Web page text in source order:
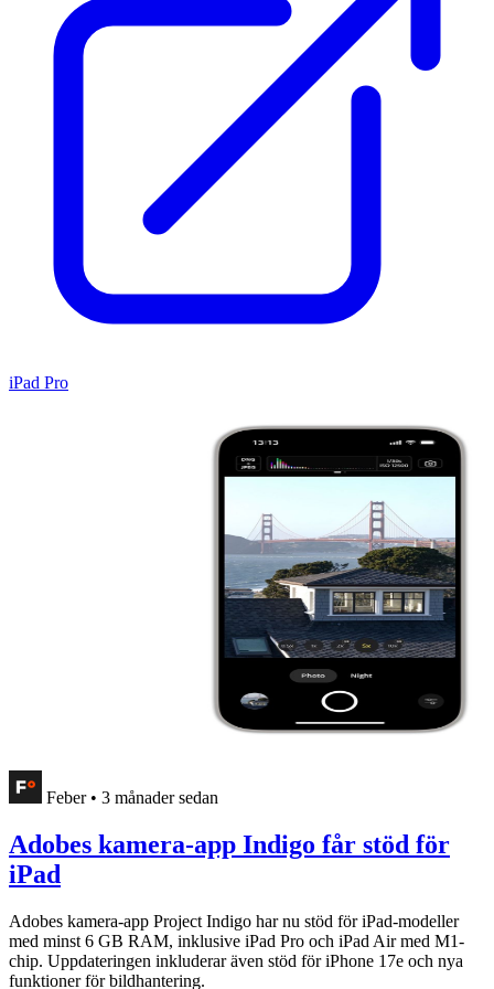
iPad Pro
Feber • 3 månader sedan
Adobes kamera-app Indigo får stöd för
iPad
Adobes kamera-app Project Indigo har nu stöd för iPad-modeller
med minst 6 GB RAM, inklusive iPad Pro och iPad Air med M1-
chip. Uppdateringen inkluderar även stöd för iPhone 17e och nya
funktioner för bildhantering.